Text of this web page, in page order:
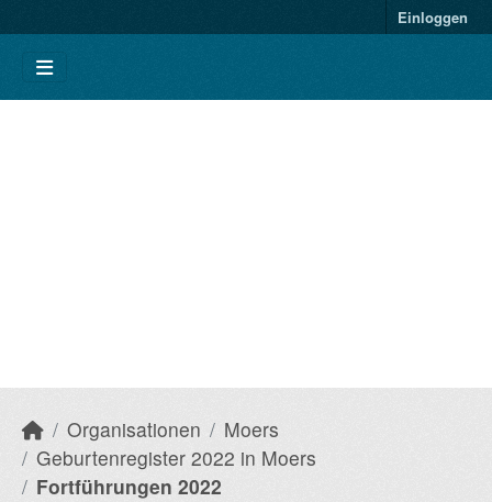
Einloggen
Organisationen
Moers
Geburtenregister 2022 in Moers
Fortführungen 2022